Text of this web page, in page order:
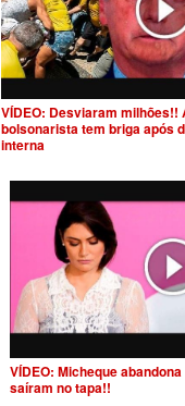
VÍDEO: Desviaram milhões!!
bolsonarista tem briga após
interna
VÍDEO: Micheque
saíram no tapa!!